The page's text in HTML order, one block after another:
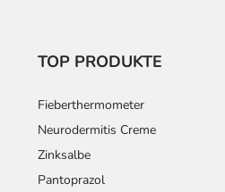
TOP PRODUKTE
Fieberthermometer
Neurodermitis Creme
Zinksalbe
Pantoprazol